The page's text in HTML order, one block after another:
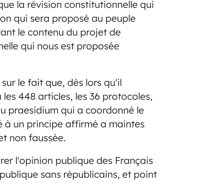
la révision constitutionnelle qui
qui sera proposé au peuple
le contenu du projet de
qui nous est proposée
le fait que, dès lors qu'il
448 articles, les 36 protocoles,
praesidium qui a coordonné le
à un principe affirmé a maintes
non faussée.
l'opinion publique des Français
sans républicains, et point